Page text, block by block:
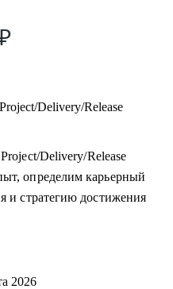
Delivery/Release
Delivery/Release
определим карьерный
и стратегию достижения
2026